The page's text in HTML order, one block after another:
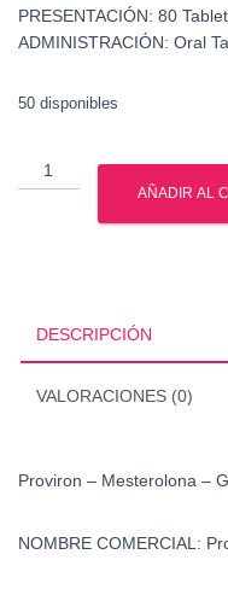
PRESENTACIÓN: 80
ADMINISTRACIÓN: Oral
50 disponibles
Proviron
-
Mesterolona
AÑADIR AL
DESCRIPCIÓN
VALORACIONES (0)
Proviron – Mesterolona –
NOMBRE COMERCIAL: